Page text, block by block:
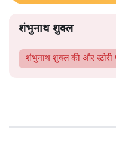
शंभुनाथ शुक्ल
शंभुनाथ शुक्लकी और स्टोरी